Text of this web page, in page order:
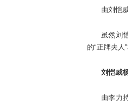
由刘恺威
虽然刘恺
的“正牌夫人
刘恺威
由李力持